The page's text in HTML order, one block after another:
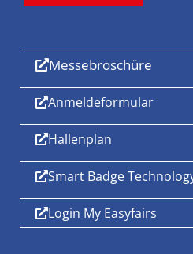
Messebroschüre
Anmeldeformular
Hallenplan
Smart Badge
Login My Easyfairs